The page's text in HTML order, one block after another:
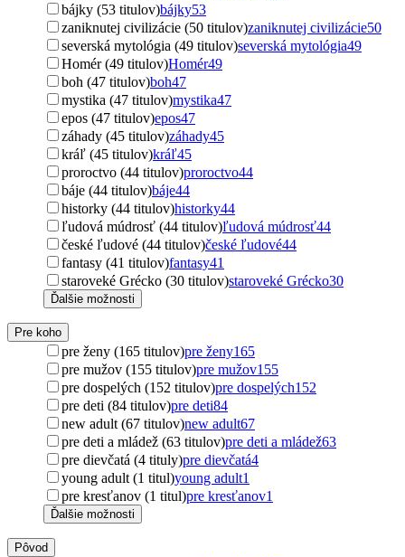
bájky (53 titulov)bájky53
zaniknutej civilizácie (50 titulov)zaniknutej civilizácie50
severská mytológia (49 titulov)severská mytológia49
Homér (49 titulov)Homér49
boh (47 titulov)boh47
mystika (47 titulov)mystika47
epos (47 titulov)epos47
záhady (45 titulov)záhady45
kráľ (45 titulov)kráľ45
proroctvo (44 titulov)proroctvo44
báje (44 titulov)báje44
historky (44 titulov)historky44
ľudová múdrosť (44 titulov)ľudová múdrosť44
české ľudové (44 titulov)české ľudové44
fantasy (41 titulov)fantasy41
staroveké Grécko (30 titulov)staroveké Grécko30
Ďalšie možnosti
Pre koho
pre ženy (165 titulov)pre ženy165
pre mužov (155 titulov)pre mužov155
pre dospelých (152 titulov)pre dospelých152
pre deti (84 titulov)pre deti84
new adult (67 titulov)new adult67
pre deti a mládež (63 titulov)pre deti a mládež63
pre dievčatá (4 tituly)pre dievčatá4
young adult (1 titul)young adult1
pre kresťanov (1 titul)pre kresťanov1
Ďalšie možnosti
Pôvod